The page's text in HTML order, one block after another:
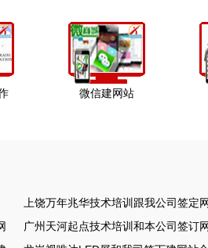
微信建网站
上饶万年兆华技术培训跟我公司签定
站项目广州天河起点技术培训和本公司签订